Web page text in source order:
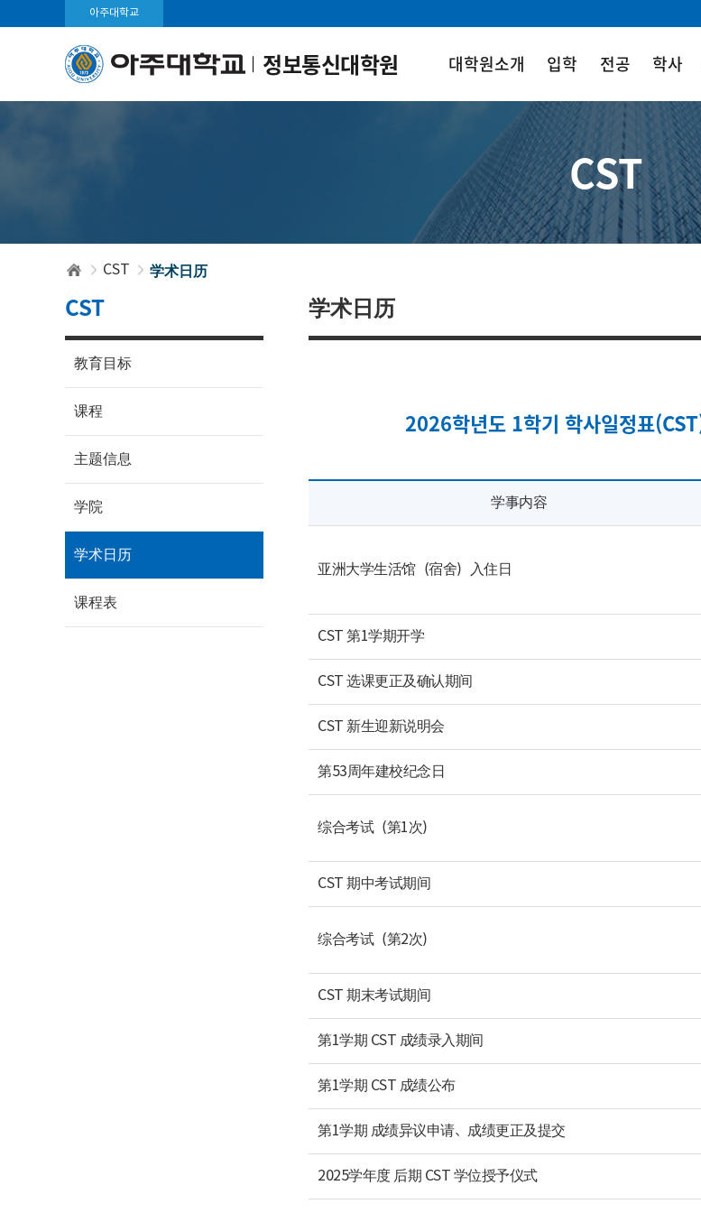
아주대학교
정보통신대학원 대학원소개 입학 전공 학사
CST
CST 学术日历
CST
教育目标
课程
主题信息
学院
学术日历
课程表
学术日历
2026학년도 1학기 학사일정표
学事内容
亚洲大学生活馆（宿舍）入住日
CST 第1学期开学
CST 选课更正及确认期间
CST 新生迎新说明会
第53周年建校纪念日
综合考试（第1次）
CST 期中考试期间
综合考试（第2次）
CST 期末考试期间
第1学期 CST 成绩录入期间
第1学期 CST 成绩公布
第1学期 成绩异议申请、成绩更正及提交
2025学年度 后期 CST 学位授予仪式